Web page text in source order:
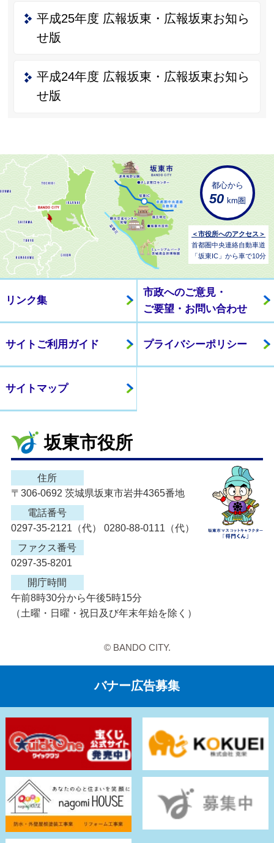
平成25年度 広報坂東・広報坂東お知ら
せ版
平成24年度 広報坂東・広報坂東お知ら
せ版
都心から
50 km圏
＜市役所へのアクセス＞
首都圏中央連絡自動車道
「坂東IC」から車で10分
リンク集
市政へのご意見・
ご要望・お問い合わせ
サイトご利用ガイド プライバシーポリシー
サイトマップ
坂東市役所
住所
〒306-0692 茨城県坂東市岩井4365番地
電話番号
0297-35-2121（代） 0280-88-0111（代）
ファクス番号
0297-35-8201
開庁時間
午前8時30分から午後5時15分
（土曜・日曜・祝日及び年末年始を除く）
© BANDO CITY.
バナー広告募集